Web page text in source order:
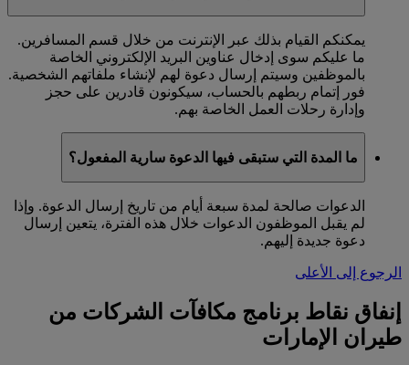
يمكنكم القيام بذلك عبر الإنترنت من خلال قسم المسافرين.
ما عليكم سوى إدخال عناوين البريد الإلكتروني الخاصة
بالموظفين وسيتم إرسال دعوة لهم لإنشاء ملفاتهم الشخصية.
فور إتمام ربطهم بالحساب، سيكونون قادرين على حجز
وإدارة رحلات العمل الخاصة بهم.
ما المدة التي ستبقى فيها الدعوة سارية المفعول؟
الدعوات صالحة لمدة سبعة أيام من تاريخ إرسال الدعوة. وإذا
لم يقبل الموظفون الدعوات خلال هذه الفترة، يتعين إرسال
دعوة جديدة إليهم.
الرجوع إلى الأعلى
إنفاق نقاط برنامج مكافآت الشركات من
طيران الإمارات